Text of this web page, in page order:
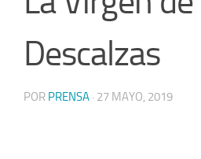
Descalzas
POR PRENSA · 27 MAYO, 2019